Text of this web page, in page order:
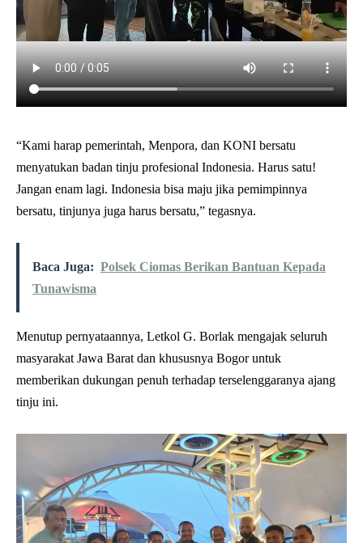
“Kami harap pemerintah, Menpora, dan KONI bersatu
menyatukan badan tinju profesional Indonesia. Harus satu!
Jangan enam lagi. Indonesia bisa maju jika pemimpinnya
bersatu, tinjunya juga harus bersatu,” tegasnya.
Baca Juga: Polsek Ciomas Berikan Bantuan Kepada
Tunawisma
Menutup pernyataannya, Letkol G. Borlak mengajak seluruh
masyarakat Jawa Barat dan khususnya Bogor untuk
memberikan dukungan penuh terhadap terselenggaranya ajang
tinju ini.